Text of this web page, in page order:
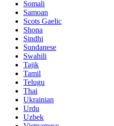
Somali
Samoan
Scots Gaelic
Shona
Sindhi
Sundanese
Swahili
Tajik
Tamil
Telugu
Thai
Ukrainian
Urdu
Uzbek